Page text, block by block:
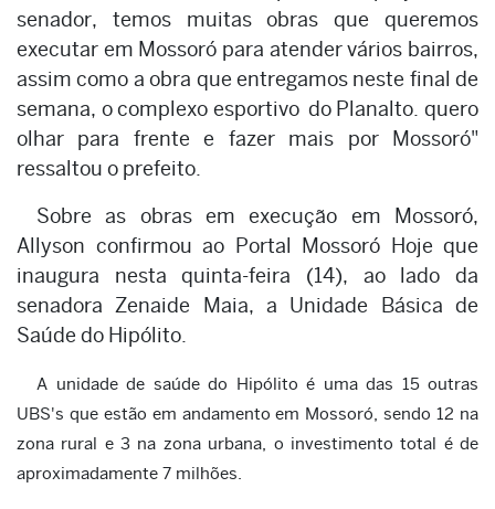
senador, temos muitas obras que queremos
executar em Mossoró para atender vários bairros,
assim como a obra que entregamos neste final de
semana, o complexo esportivo do Planalto. quero
olhar para frente e fazer mais por Mossoró"
ressaltou o prefeito.
Sobre as obras em execução em Mossoró,
Allyson confirmou ao Portal Mossoró Hoje que
inaugura nesta quinta-feira (14), ao lado da
senadora Zenaide Maia, a Unidade Básica de
Saúde do Hipólito.
A unidade de saúde do Hipólito é uma das 15 outras
UBS's que estão em andamento em Mossoró, sendo 12 na
zona rural e 3 na zona urbana, o investimento total é de
aproximadamente 7 milhões.